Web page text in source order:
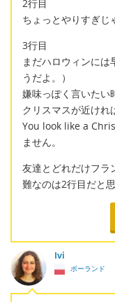
2行目
ちょっとやりすぎじ
3行目
まだハロウィンには
うだよ。）
嫌味っぽく言いたい
クリスマスが近け
You look like a
ません。
友達とどれだけフラ
難なのは2行目だと思
Ivi
ポーランド